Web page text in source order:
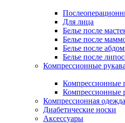
Для лица
Белье после
Белье после
Белье после
Белье после
Компрессионные
Компрессионные
Компрессионные
Компрессионная
Диабетические носки
Аксессуары